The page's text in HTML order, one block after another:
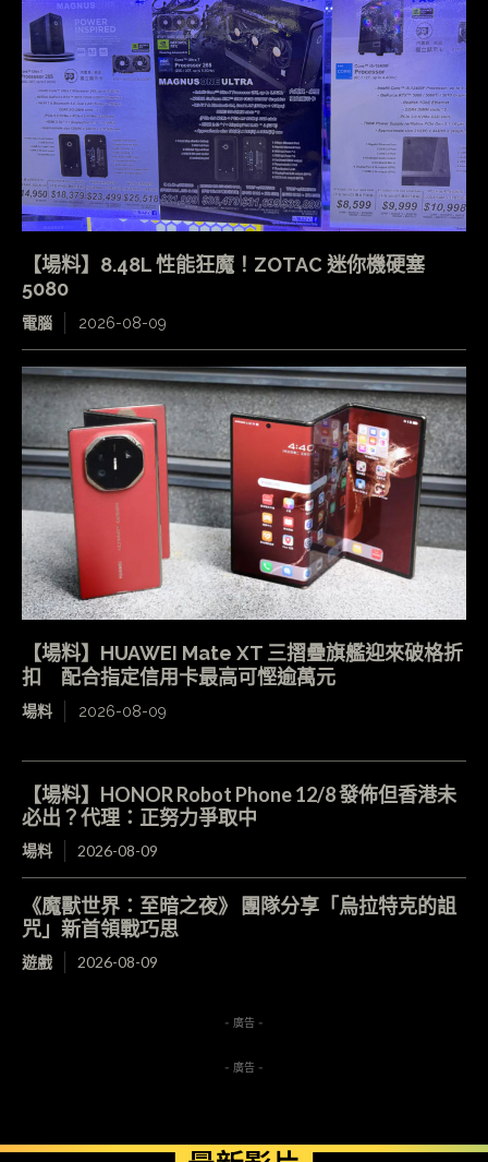
【場料】8.48L 性能狂魔！ZOTAC 迷你機硬塞
5080
電腦 2026-08-09
【場料】HUAWEI Mate XT 三摺疊旗艦迎來破格折
扣 配合指定信用卡最高可慳逾萬元
場料 2026-08-09
【場料】HONOR Robot Phone 12/8 發佈但香港未
必出？代理：正努力爭取中
場料 2026-08-09
《魔獸世界：至暗之夜》 團隊分享「烏拉特克的詛
咒」新首領戰巧思
遊戲 2026-08-09
- 廣告 -
- 廣告 -